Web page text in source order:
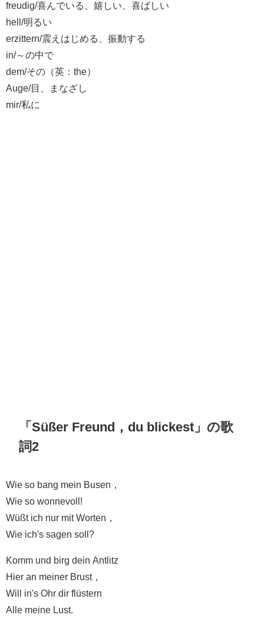
freudig/喜んでいる、嬉しい、喜ばしい
hell/明るい
erzittern/震えはじめる、振動する
in/～の中で
dem/その（英：the）
Auge/目、まなざし
mir/私に
「Süßer Freund，du blickest」の歌
詞2
Wie so bang mein Busen，
Wie so wonnevoll!
Wüßt ich nur mit Worten，
Wie ich's sagen soll?
Komm und birg dein Antlitz
Hier an meiner Brust，
Will in's Ohr dir flüstern
Alle meine Lust.